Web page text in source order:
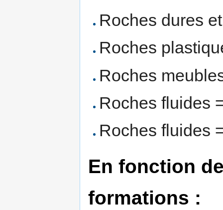
Roches dures
Roches
Roches
Roches fluides
Roches fluides
En fonction
formations :